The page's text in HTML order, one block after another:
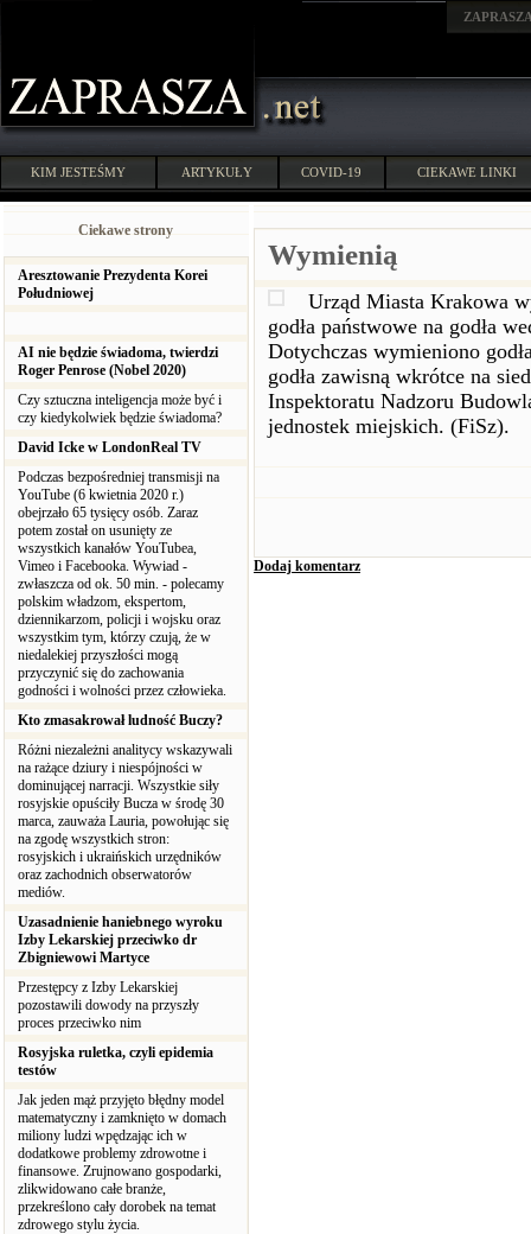
KIM JESTEŚMY ARTYKUŁY COVID-19 CIEKAWE LINKI
Ciekawe strony
Aresztowanie Prezydenta Korei
Południowej
AI nie będzie świadoma, twierdzi
Roger Penrose (Nobel 2020)
Czy sztuczna inteligencja może być i
czy kiedykolwiek będzie świadoma?
David Icke w LondonReal TV
Podczas bezpośredniej transmisji na
YouTube (6 kwietnia 2020 r.)
obejrzało 65 tysięcy osób. Zaraz
potem został on usunięty ze
wszystkich kanałów YouTubea,
Vimeo i Facebooka. Wywiad -
zwłaszcza od ok. 50 min. - polecamy
polskim władzom, ekspertom,
dziennikarzom, policji i wojsku oraz
wszystkim tym, którzy czują, że w
niedalekiej przyszłości mogą
przyczynić się do zachowania
godności i wolności przez człowieka.
Kto zmasakrował ludność Buczy?
Różni niezależni analitycy wskazywali
na rażące dziury i niespójności w
dominującej narracji. Wszystkie siły
rosyjskie opuściły Bucza w środę 30
marca, zauważa Lauria, powołując się
na zgodę wszystkich stron:
rosyjskich i ukraińskich urzędników
oraz zachodnich obserwatorów
mediów.
Uzasadnienie haniebnego wyroku
Izby Lekarskiej przeciwko dr
Zbigniewowi Martyce
Przestępcy z Izby Lekarskiej
pozostawili dowody na przyszły
proces przeciwko nim
Rosyjska ruletka, czyli epidemia
testów
Jak jeden mąż przyjęto błędny model
matematyczny i zamknięto w domach
miliony ludzi wpędzając ich w
dodatkowe problemy zdrowotne i
finansowe. Zrujnowano gospodarki,
zlikwidowano całe branże,
przekreślono cały dorobek na temat
zdrowego stylu życia.
Wymienią
Urząd Miasta Krakowa
godła państwowe na godła
Dotychczas wymieniono
godła zawisną wkrótce na
Inspektoratu Nadzoru
jednostek miejskich. (FiSz).
Dodaj komentarz